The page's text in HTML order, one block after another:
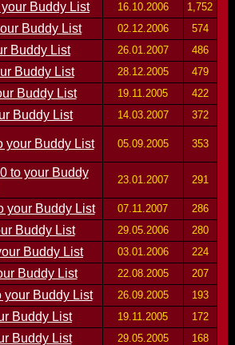
16.10.2006
1,752
02.12.2006
574
26.01.2007
486
28.12.2005
479
19.11.2005
422
14.03.2007 372
05.09.2005 353
23.01.2007 291
07.11.2007
286
29.05.2006
280
03.01.2006
224
22.08.2005
207
26.09.2005
193
19.11.2005
172
29.05.2005 168